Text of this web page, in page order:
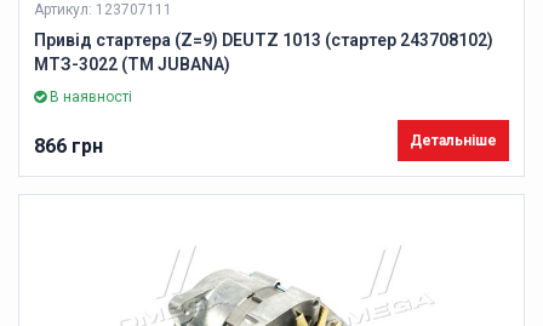
Артикул: 123707111
Привід стартера (Z=9) DEUTZ 1013 (стартер 243708102)
МТЗ-3022 (ТМ JUBANA)
В наявності
866 грн Детальніше